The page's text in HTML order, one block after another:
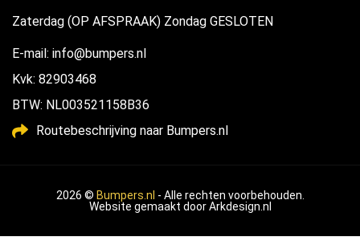
Zaterdag (OP AFSPRAAK) Zondag GESLOTEN
E-mail: info@bumpers.nl
Kvk: 82903468
BTW: NL003521158B36
Routebeschrijving naar Bumpers.nl
2026 © Bumpers.nl - Alle rechten voorbehouden.
Website gemaakt doorArkdesign.nl